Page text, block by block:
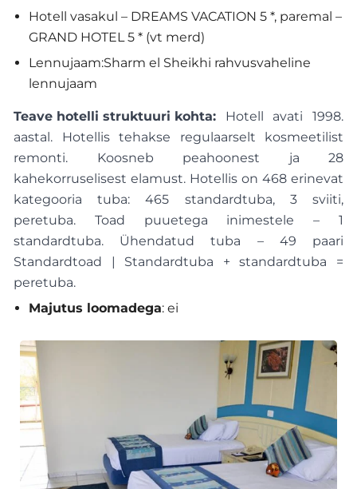
Teave hotelli struktuuri kohta: Hotell avati 1998.
aastal. Hotellis tehakse regulaarselt kosmeetilist
remonti. Koosneb peahoonest ja 28
kahekorruselisest elamust. Hotellis on 468 erinevat
kategooria tuba: 465 standardtuba, 3 sviiti,
peretuba. Toad puuetega inimestele – 1
standardtuba. Ühendatud tuba – 49 paari
Standardtoad | Standardtuba + standardtuba =
peretuba.
Majutus loomadega: ei
Hotell vasakul – DREAMS VACATION 5 *, paremal –
GRAND HOTEL 5 * (vt merd)
Lennujaam:Sharm el Sheikhi rahvusvaheline
lennujaam